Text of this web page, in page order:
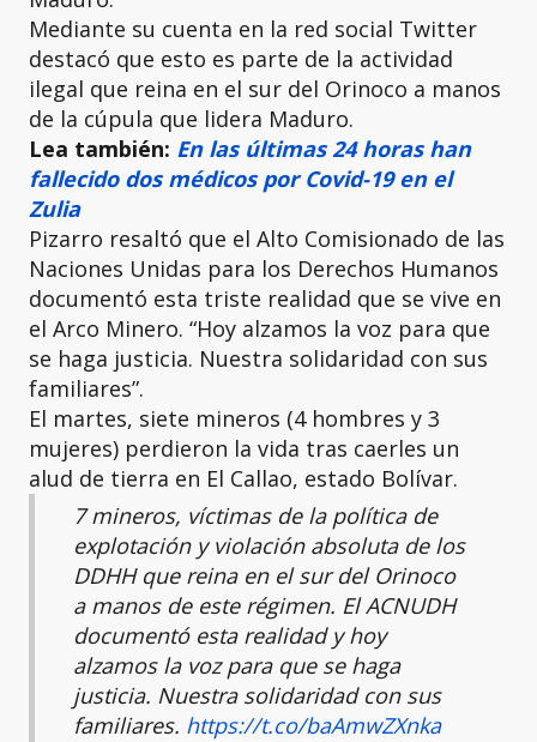
Mediante su cuenta en la red social Twitter
destacó que esto es parte de la actividad
ilegal que reina en el sur del Orinoco a manos
de la cúpula que lidera Maduro.
Lea también: En las últimas 24 horas han
fallecido dos médicos por Covid-19 en el
Zulia
Pizarro resaltó que el Alto Comisionado de las
Naciones Unidas para los Derechos Humanos
documentó esta triste realidad que se vive en
el Arco Minero. “Hoy alzamos la voz para que
se haga justicia. Nuestra solidaridad con sus
familiares”.
El martes, siete mineros (4 hombres y 3
mujeres) perdieron la vida tras caerles un
alud de tierra en El Callao, estado Bolívar.
7 mineros, víctimas de la política de
explotación y violación absoluta de los
DDHH que reina en el sur del Orinoco
a manos de este régimen. El ACNUDH
documentó esta realidad y hoy
alzamos la voz para que se haga
justicia. Nuestra solidaridad con sus
familiares. https://t.co/baAmwZXnka